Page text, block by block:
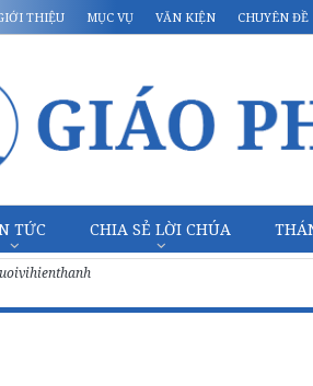
THIỆU MỤC VỤ VĂN KIỆN CHUYÊN ĐỀ
TỨC CHIA SẺ LỜI CHÚA